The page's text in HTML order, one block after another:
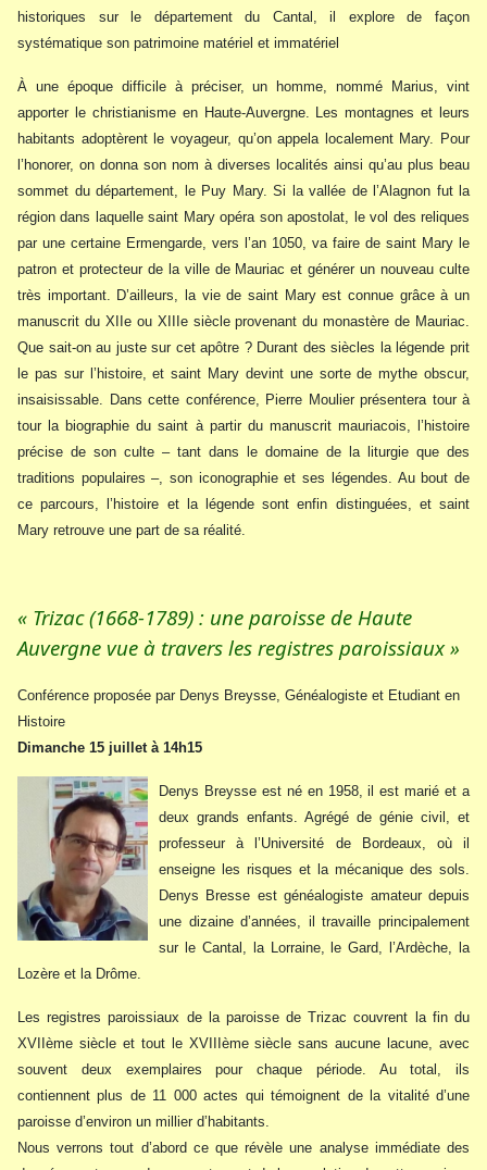
historiques sur le département du Cantal, il explore de façon
systématique son patrimoine matériel et immatériel
À une époque difficile à préciser, un homme, nommé Marius, vint
apporter le christianisme en Haute-Auvergne. Les montagnes et leurs
habitants adoptèrent le voyageur, qu’on appela localement Mary. Pour
l’honorer, on donna son nom à diverses localités ainsi qu’au plus beau
sommet du département, le Puy Mary. Si la vallée de l’Alagnon fut la
région dans laquelle saint Mary opéra son apostolat, le vol des reliques
par une certaine Ermengarde, vers l’an 1050, va faire de saint Mary le
patron et protecteur de la ville de Mauriac et générer un nouveau culte
très important. D’ailleurs, la vie de saint Mary est connue grâce à un
manuscrit du XIIe ou XIIIe siècle provenant du monastère de Mauriac.
Que sait-on au juste sur cet apôtre ? Durant des siècles la légende prit
le pas sur l’histoire, et saint Mary devint une sorte de mythe obscur,
insaisissable. Dans cette conférence, Pierre Moulier présentera tour à
tour la biographie du saint à partir du manuscrit mauriacois, l’histoire
précise de son culte – tant dans le domaine de la liturgie que des
traditions populaires –, son iconographie et ses légendes. Au bout de
ce parcours, l’histoire et la légende sont enfin distinguées, et saint
Mary retrouve une part de sa réalité.
« Trizac (1668-1789) : une paroisse de Haute
Auvergne vue à travers les registres paroissiaux »
Conférence proposée par Denys Breysse, Généalogiste et Etudiant en
Histoire
Dimanche 15 juillet à 14h15
Denys Breysse est né en 1958, il est marié et a
deux grands enfants. Agrégé de génie civil, et
professeur à l’Université de Bordeaux, où il
enseigne les risques et la mécanique des sols.
Denys Bresse est généalogiste amateur depuis
une dizaine d’années, il travaille principalement
sur le Cantal, la Lorraine, le Gard, l’Ardèche, la
Lozère et la Drôme.
Les registres paroissiaux de la paroisse de Trizac couvrent la fin du
XVIIème siècle et tout le XVIIIème siècle sans aucune lacune, avec
souvent deux exemplaires pour chaque période. Au total, ils
contiennent plus de 11 000 actes qui témoignent de la vitalité d’une
paroisse d’environ un millier d’habitants.
Nous verrons tout d’abord ce que révèle une analyse immédiate des